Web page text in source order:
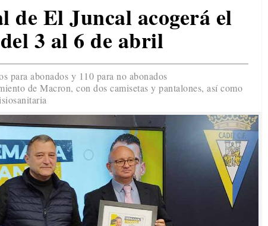
de El Juncal acogerá el
3 al 6 de abril
para abonados y 110 para no abonados
de Macron, con dos camisetas y pantalones, así como